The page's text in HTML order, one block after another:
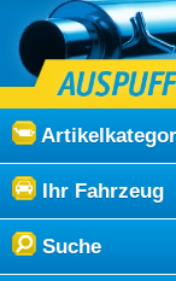
Ihr Fahrzeug
Suche